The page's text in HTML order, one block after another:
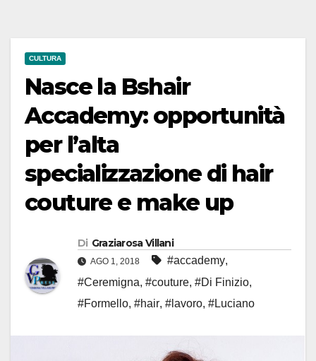
CULTURA
Nasce la Bshair
Accademy: opportunità
per l’alta
specializzazione di hair
couture e make up
Di Graziarosa Villani
AGO 1, 2018 #accademy,
#Ceremigna, #couture, #Di Finizio,
#Formello, #hair, #lavoro, #Luciano